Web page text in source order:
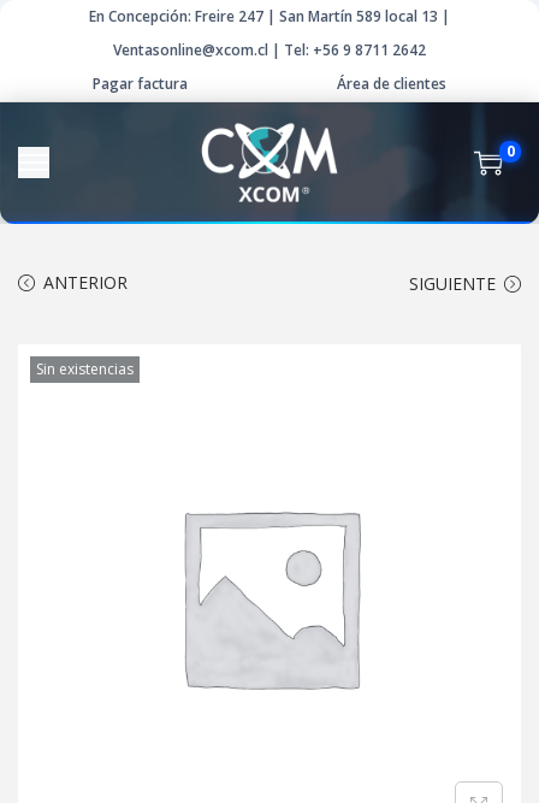
En Concepción: Freire 247 | San Martín 589 local 13 |
Ventasonline@xcom.cl | Tel: +56 9 8711 2642
Pagar factura
Área de clientes
0
ANTERIOR SIGUIENTE
Sin existencias